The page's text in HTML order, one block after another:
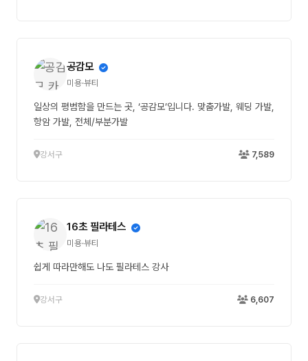
공감모
미용·뷰티
일상의 평범함을 만드는 곳, ‘공감모’입니다. 맞춤가발, 웨딩 가발,
항암 가발, 전체/부분가발
강서구 7,589
16초 필라테스
미용·뷰티
쉽게 따라만해도 나도 필라테스 강사
강서구 6,607